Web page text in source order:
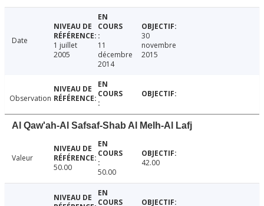
Date
1 juillet
2005
11
décembre
2014
30
novembre
2015
Observation
Al Qaw'ah-Al Safsaf-Shab Al Melh-Al Lafj
Valeur
50.00
50.00
42.00